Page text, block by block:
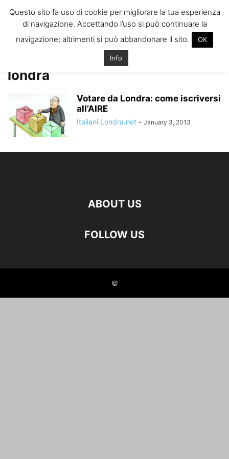
ITALIANI A
LONDRA
Il blog degli Italiani nella rebel city
Home Tags Votare elezioni politiche 2013 londra
votare elezioni politiche 2013
londra
Votare da Londra: come iscriversi
all’AIRE
Italiani Londra.net - January 3, 2013
ABOUT US
FOLLOW US
©
Questo sito fa uso di cookie per migliorare la tua esperienza
di navigazione. Accettando l’uso si può continuare la
navigazione; altrimenti si può abbandonare il sito.
OK
Info